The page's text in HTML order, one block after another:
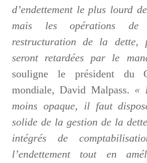
d’endettement le plus lourd
mais les opérations
restructuration de la dette,
seront retardées par le
souligne le président du
mondiale, David Malpass. «
moins opaque, il faut
solide de la gestion de la
intégrés de
l’endettement tout en